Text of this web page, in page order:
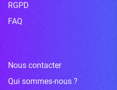
RGPD
FAQ
Nous contacter
Qui sommes-nous ?